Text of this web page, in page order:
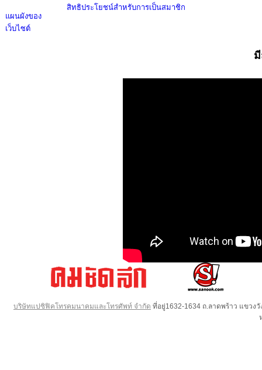
แผนผังของ
เว็บไซต์
สิทธิประโยชน์สำหรับการเป็นสมาชิก
บริษัทแปซิฟิคโทรคมนาคมและโทรศัพท์ จำกัด ที่อยู่1632-1634 ถ.ลาดพร้าว แขวง